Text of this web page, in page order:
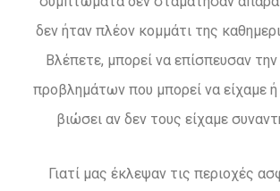
δεν ήταν πλέον κομμάτι της
Βλέπετε, μπορεί να επίσπευσαν
προβλημάτων που μπορεί να είχαμε ή
βιώσει αν δεν τους είχαμε
Γιατί μας έκλεψαν τις περιοχές